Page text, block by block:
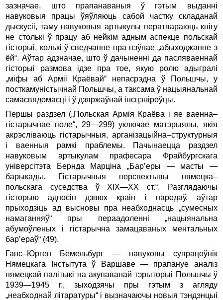
зазначае, што прапанаваныя ў гэтым выданні
навуковыя працы ўяўляюць сабой частку складанай
дыскусіі, таму навуковыя артыкулы ператвараюць кнігу
не столькі ў працу аб нейкім адным аспекце польскай
гісторыі, колькі ў сведчанне пра пэўнае „абыходжанне з
ёй“. Аўтар адзначае, што ў дачыненні да пасляваеннай
гісторыі размова ідзе пра тое, якую ролю адыгралі
„міфы аб Арміі Краёвай“ непасрэдна ў Польшчы, у
посткамуністычнай Польшчы, а таксама ў нацыянальнай
самасвядомасці і ў дзяржаўнай інсцэніроўцы.
Першы раздзел („Польская Армія Краёва і яе ваенна–
гістарычнае поле“, 29—299) уключае матэрыялы, якія
акрэс­ліваюць гістарычныя, арганізацыйна–структурныя
і ваенныя рамкі праблемы. Пачынаецца раздзел
навуковым артыкулам прафесара Фрайбургскага
універсітэта Бернда Марціна „Бар’еры — масты —
барыкады. Гістарычныя перспектывы нямецка–
польскага суседства ў ХIХ—ХХ ст.“. Разглядаючы
гісторыю адносін дзвюх краін і народаў, аўтар
прыходзіць ад высновы пра неабходнасць „сумесных
намаганняў“ пры пераадоленні „нацыянальна
абумоўленых і гістарычна замацаваных ментальных
бар’ераў“ (49).
Ганс–Юрген Бёмельбург — навуковы супрацоўнік
Нямецкага Інстытута ў Варшаве — прапануе аналіз
нямецкай палітыкі на акупаванай тэрыторыі Польшчы ў
1939—1945 г., зыходзячы пры гэтым з агляду
„неабходнай літаратуры“ і вызначаючы новыя тэндэнцыі